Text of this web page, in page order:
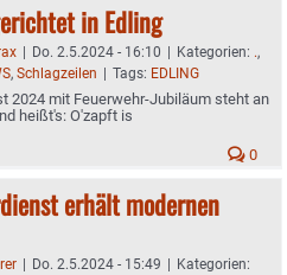
in Edling
| Do. 2.5.2024 - 16:10 | Kategorien: .,
, Schlagzeilen | Tags: EDLING
2024 mit Feuerwehr-Jubiläum steht an
heißt's: O'zapft is
0
erhält modernen
| Do. 2.5.2024 - 15:49 | Kategorien: